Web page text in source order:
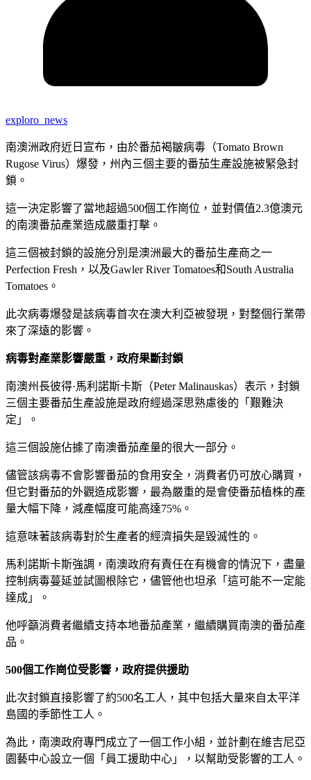
exploro_news
南澳洲政府近日宣布，由於番茄褐皺病毒（Tomato Brown
Rugose Virus）爆發，州內三個主要的番茄生產設施被緊急封
鎖。
這一決定影響了當地超過500個工作崗位，並對價值2.3億澳元
的南澳番茄產業造成嚴重打擊。
這三個被封鎖的設施分別是澳洲最大的番茄生產商之一
Perfection Fresh，以及Gawler River Tomatoes和South Australia
Tomatoes。
此次病毒爆發是該病毒首次在澳大利亞被發現，對整個行業帶
來了深遠的影響。
病毒對產業影響嚴重，政府果斷封鎖
南澳州長彼得·馬利諾斯卡斯（Peter Malinauskas）表示，封鎖
三個主要番茄生產設施是政府經過深思熟慮後的「艱難決
定」。
這三個設施佔據了南澳番茄產量的很大一部分。
儘管該病毒不會影響番茄的食用安全，消費者仍可放心購買，
但它對番茄的外觀造成影響，最為嚴重的是會使番茄植株的產
量大幅下降，減產幅度可能高達75%。
這意味著該病毒對於生產者的經濟損失是毀滅性的。
馬利諾斯卡斯強調，南澳政府有責任在有機會的情況下，盡量
控制病毒蔓延並試圖根除它，儘管他也坦承「這可能不一定能
達成」。
他呼籲消費者繼續支持本地番茄產業，繼續購買南澳的番茄產
品。
500個工作崗位受影響，政府提供援助
此次封鎖直接影響了約500名工人，其中包括大量來自太平洋
島國的季節性工人。
為此，南澳政府專門成立了一個工作小組，並計劃在維吉尼亞
園藝中心設立一個「員工援助中心」，以幫助受影響的工人。